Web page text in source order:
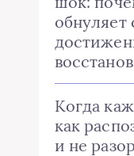
обнуляет
Когда
как
и не